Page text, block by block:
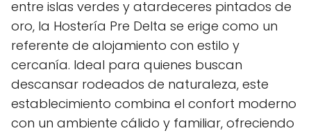
entre islas verdes y atardeceres pintados de
oro, la Hostería Pre Delta se erige como un
referente de alojamiento con estilo y
cercanía. Ideal para quienes buscan
descansar rodeados de naturaleza, este
establecimiento combina el confort moderno
con un ambiente cálido y familiar, ofreciendo